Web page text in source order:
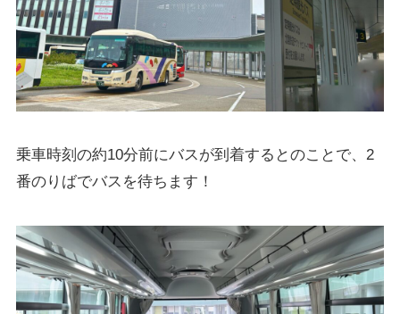
乗車時刻の約10分前にバスが到着するとのことで、2
番のりばでバスを待ちます！